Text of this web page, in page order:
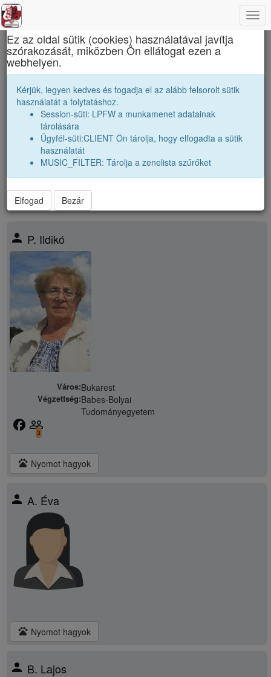
Apáczai Csere János Elméleti Líceum
1960 11A Osztályfőnök:
Boér Lászlóné,
Léber Margit
Névsor bővítése új véndiákkal
Véndiákok száma:11
nagyobbak |1959 11A
párhuzamos|1960 11B| 1960 11C |
person P. Ildikó
Város:Bukarest
Végzettség:Babes-Bolyai
Tudományegyetem
facebook people_outline
3
pets Nyomot hagyok
person A. Éva
pets Nyomot hagyok
person B. Lajos
×
Ez az oldal sütik (cookies) használatával javítja
szórakozását, miközben Ön ellátogat ezen a
webhelyen.
Kérjük, legyen kedves és fogadja el az alább felsorolt sütik
használatát a folytatáshoz.
Session-süti: LPFW a munkamenet adatainak
tárolására
Ügyfél-süti:CLIENT Ön tárolja, hogy elfogadta a sütik
használatát
MUSIC_FILTER: Tárolja a zenelista szűrőket
Elfogad Bezár